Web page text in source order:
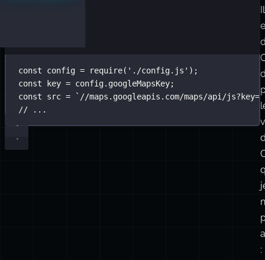
module .exports = {
googleMapsKey: '123-abc'
};
const config = require( ' ./config.js ' );
const key = config.googleMapsKey;
const src = `//maps.googleapis.com/maps/api/js?key=
// ...
Il
: